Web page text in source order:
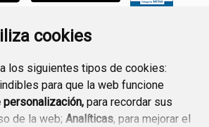
cookies
los siguientes tipos de cookies:
para que la web funcione
personalización, para recordar sus
de la web; Analíticas, para mejorar el